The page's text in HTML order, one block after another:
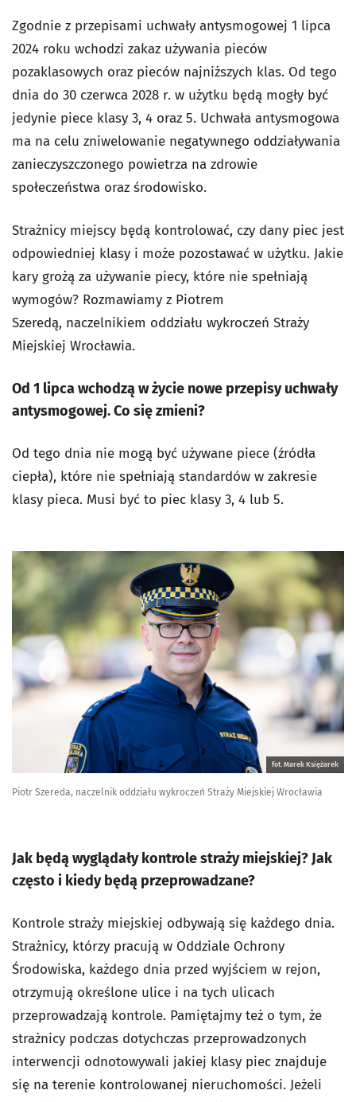
Zgodnie z przepisami uchwały antysmogowej 1 lipca
2024 roku wchodzi zakaz używania pieców
pozaklasowych oraz pieców najniższych klas. Od tego
dnia do 30 czerwca 2028 r. w użytku będą mogły być
jedynie piece klasy 3, 4 oraz 5. Uchwała antysmogowa
ma na celu zniwelowanie negatywnego oddziaływania
zanieczyszczonego powietrza na zdrowie
społeczeństwa oraz środowisko.
Strażnicy miejscy będą kontrolować, czy dany piec jest
odpowiedniej klasy i może pozostawać w użytku. Jakie
kary grożą za używanie piecy, które nie spełniają
wymogów? Rozmawiamy z Piotrem
Szeredą, naczelnikiem oddziału wykroczeń Straży
Miejskiej Wrocławia.
Od 1 lipca wchodzą w życie nowe przepisy uchwały
antysmogowej. Co się zmieni?
Od tego dnia nie mogą być używane piece (źródła
ciepła), które nie spełniają standardów w zakresie
klasy pieca. Musi być to piec klasy 3, 4 lub 5.
fot. Marek Księżarek
Piotr Szereda, naczelnik oddziału wykroczeń Straży Miejskiej Wrocławia
Jak będą wyglądały kontrole straży miejskiej? Jak
często i kiedy będą przeprowadzane?
Kontrole straży miejskiej odbywają się każdego dnia.
Strażnicy, którzy pracują w Oddziale Ochrony
Środowiska, każdego dnia przed wyjściem w rejon,
otrzymują określone ulice i na tych ulicach
przeprowadzają kontrole. Pamiętajmy też o tym, że
strażnicy podczas dotychczas przeprowadzonych
interwencji odnotowywali jakiej klasy piec znajduje
się na terenie kontrolowanej nieruchomości. Jeżeli